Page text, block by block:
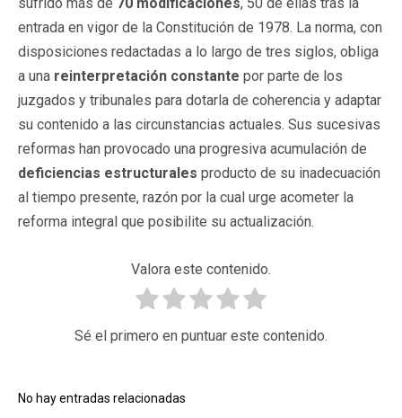
entrada en vigor de la Constitución de 1978. La norma, con
disposiciones redactadas a lo largo de tres siglos, obliga
a una reinterpretación constante por parte de los
juzgados y tribunales para dotarla de coherencia y adaptar
su contenido a las circunstancias actuales. Sus sucesivas
reformas han provocado una progresiva acumulación de
deficiencias estructurales producto de su inadecuación
al tiempo presente, razón por la cual urge acometer la
reforma integral que posibilite su actualización.
Valora este contenido.
Sé el primero en puntuar este contenido.
No hay entradas relacionadas